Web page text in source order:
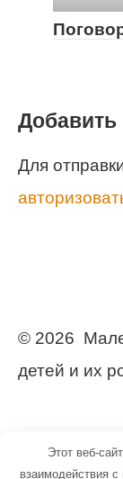
Добавить
Для
© 2026
детей и их
Этот веб-
взаимодействия